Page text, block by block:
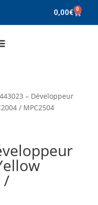
0,00€ 0
– Développeur
/ MPC2504
/